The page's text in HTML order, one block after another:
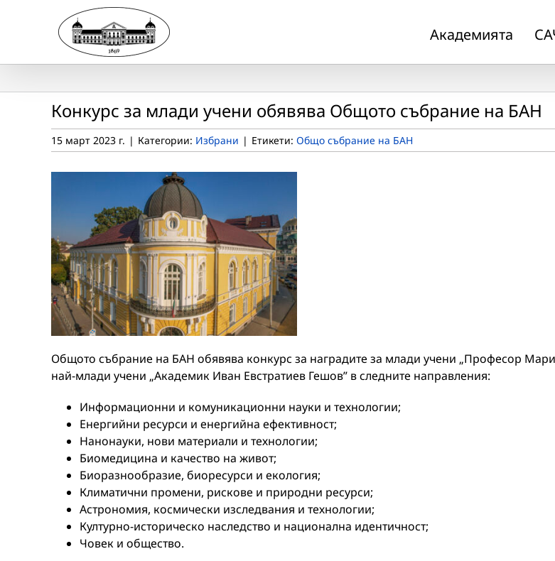
Академията
Конкурс за млади учени обявява Общото събрание на БАН
15 март 2023 г. | Категории: Избрани | Етикети: Общо събрание на БАН
Общото събрание на БАН обявява конкурс за наградите за млади учени „Професор
най-млади учени „Академик Иван Евстратиев Гешов” в следните направления:
Информационни и комуникационни науки и технологии;
Енергийни ресурси и енергийна ефективност;
Нанонауки, нови материали и технологии;
Биомедицина и качество на живот;
Биоразнообразие, биоресурси и екология;
Климатични промени, рискове и природни ресурси;
Астрономия, космически изследвания и технологии;
Културно-историческо наследство и национална идентичност;
Човек и общество.